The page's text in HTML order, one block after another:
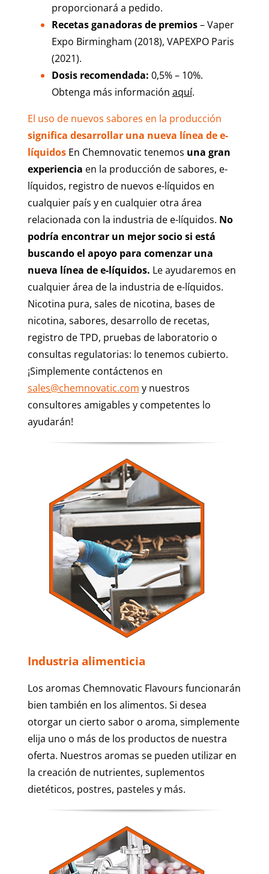
proporcionará a pedido.
Recetas ganadoras de premios– Vaper
Expo Birmingham (2018), VAPEXPO Paris
(2021).
Dosis recomendada: 0,5% – 10%.
Obtenga más información aquí.
El uso de nuevos sabores en la producción
significa desarrollar una nueva línea de e-
líquidos En Chemnovatic tenemos una gran
experiencia en la producción de sabores, e-
líquidos, registro de nuevos e-líquidos en
cualquier país y en cualquier otra área
relacionada con la industria de e-líquidos. No
podría encontrar un mejor socio si está
buscando el apoyo para comenzar una
nueva línea de e-líquidos. Le ayudaremos en
cualquier área de la industria de e-líquidos.
Nicotina pura, sales de nicotina, bases de
nicotina, sabores, desarrollo de recetas,
registro de TPD, pruebas de laboratorio o
consultas regulatorias: lo tenemos cubierto.
¡Simplemente contáctenos en
sales@chemnovatic.com y nuestros
consultores amigables y competentes lo
ayudarán!
Industria alimenticia
Los aromas Chemnovatic Flavours funcionarán
bien también en los alimentos. Si desea
otorgar un cierto sabor o aroma, simplemente
elija uno o más de los productos de nuestra
oferta. Nuestros aromas se pueden utilizar en
la creación de nutrientes, suplementos
dietéticos, postres, pasteles y más.